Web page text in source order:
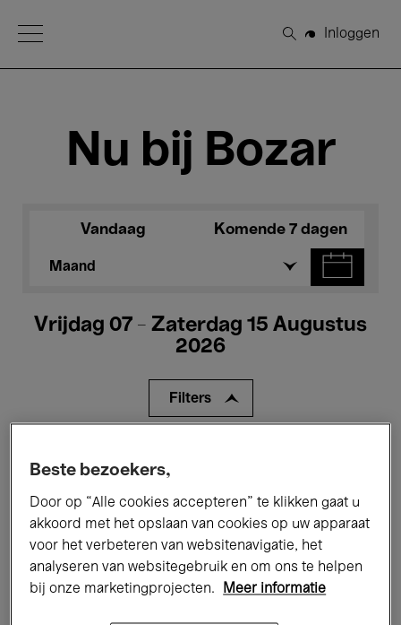
Open Menu
Zoeken
Inloggen
Nu bij Bozar
Vandaag Komende 7 dagen
Maand
Vrijdag 07 - Zaterdag 15 Augustus
2026
Filters
Tentoonstellingen Films
Performances Lezingen & Debatten
Klassieke Muziek Global Music
Elektronische Muziek
Beste bezoekers,
Door op “Alle cookies accepteren” te klikken gaat u
akkoord met het opslaan van cookies op uw apparaat
voor het verbeteren van websitenavigatie, het
analyseren van websitegebruik en om ons te helpen
bij onze marketingprojecten.
Meer informatie